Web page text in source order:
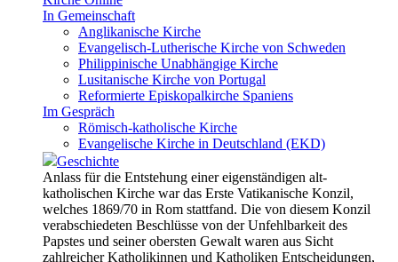
In Gemeinschaft
Anglikanische Kirche
Evangelisch-Lutherische Kirche von Schweden
Philippinische Unabhängige Kirche
Lusitanische Kirche von Portugal
Reformierte Episkopalkirche Spaniens
Im Gespräch
Römisch-katholische Kirche
Evangelische Kirche in Deutschland (EKD)
Geschichte
Anlass für die Entstehung einer eigenständigen alt-
katholischen Kirche war das Erste Vatikanische Konzil,
welches 1869/70 in Rom stattfand. Die von diesem Konzil
verabschiedeten Beschlüsse von der Unfehlbarkeit des
Papstes und seiner obersten Gewalt waren aus Sicht
zahlreicher Katholikinnen und Katholiken Entscheidungen,